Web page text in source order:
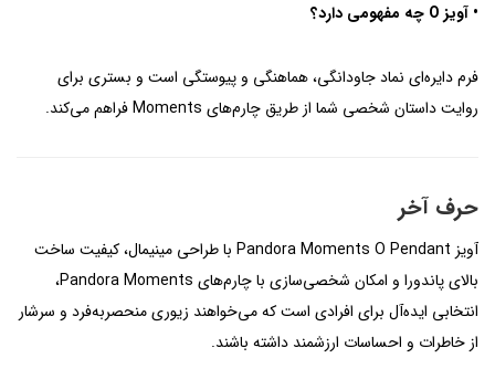
• آویز O چه مفهومی دارد؟
فرم دایره‌ای نماد جاودانگی، هماهنگی و پیوستگی است و بستری برای
روایت داستان شخصی شما از طریق چارم‌های Moments فراهم می‌کند.
حرف آخر
آویز Pandora Moments O Pendant با طراحی مینیمال، کیفیت ساخت
بالای پاندورا و امکان شخصی‌سازی با چارم‌های Pandora Moments،
انتخابی ایده‌آل برای افرادی است که می‌خواهند زیوری منحصربه‌فرد و سرشار
از خاطرات و احساسات ارزشمند داشته باشند.